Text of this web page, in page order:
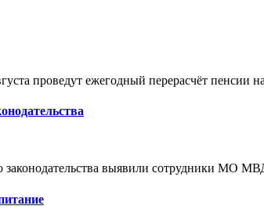
проведут ежегодный перерасчёт пенсии
выявили сотрудники МО